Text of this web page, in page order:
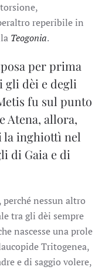
reperibile in
Teogonia.
per prima
gli dèi e degli
fu sul punto
Atena, allora,
la inghiottì nel
di Gaia e di
nessun altro
tra gli dèi sempre
nascesse una prole
Tritogenea,
e di saggio volere,